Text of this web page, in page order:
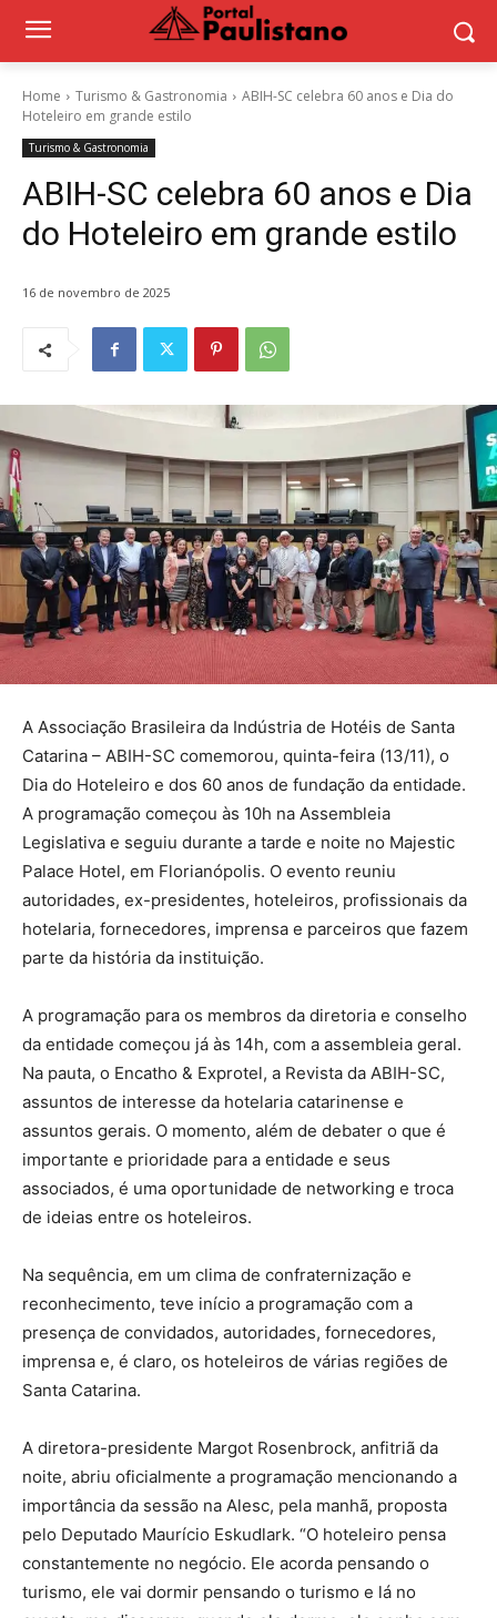
Home Turismo & Gastronomia
ABIH-SC celebra 60 anos e Dia do
Hoteleiro em grande estilo
Turismo & Gastronomia
ABIH-SC celebra 60 anos e Dia
do Hoteleiro em grande estilo
16 de novembro de 2025
A Associação Brasileira da Indústria de Hotéis de Santa
Catarina – ABIH-SC comemorou, quinta-feira (13/11), o
Dia do Hoteleiro e dos 60 anos de fundação da entidade.
A programação começou às 10h na Assembleia
Legislativa e seguiu durante a tarde e noite no Majestic
Palace Hotel, em Florianópolis. O evento reuniu
autoridades, ex-presidentes, hoteleiros, profissionais da
hotelaria, fornecedores, imprensa e parceiros que fazem
parte da história da instituição.
A programação para os membros da diretoria e conselho
da entidade começou já às 14h, com a assembleia geral.
Na pauta, o Encatho & Exprotel, a Revista da ABIH-SC,
assuntos de interesse da hotelaria catarinense e
assuntos gerais. O momento, além de debater o que é
importante e prioridade para a entidade e seus
associados, é uma oportunidade de networking e troca
de ideias entre os hoteleiros.
Na sequência, em um clima de confraternização e
reconhecimento, teve início a programação com a
presença de convidados, autoridades, fornecedores,
imprensa e, é claro, os hoteleiros de várias regiões de
Santa Catarina.
A diretora-presidente Margot Rosenbrock, anfitriã da
noite, abriu oficialmente a programação mencionando a
importância da sessão na Alesc, pela manhã, proposta
pelo Deputado Maurício Eskudlark. “O hoteleiro pensa
constantemente no negócio. Ele acorda pensando o
turismo, ele vai dormir pensando o turismo e lá no